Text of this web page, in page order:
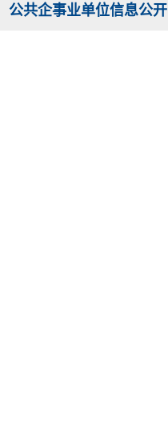
公共企事业单位信息公开